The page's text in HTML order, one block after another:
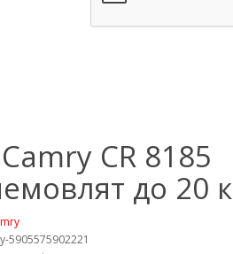
CR 8185
до 20
5905575902221